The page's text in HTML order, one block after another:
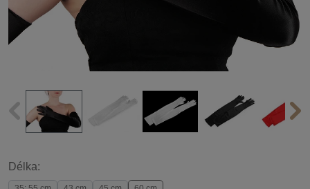
Délka: